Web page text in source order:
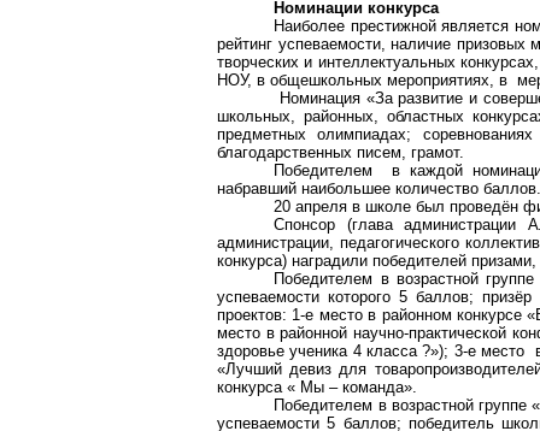
Номинации конкурса
Наиболее престижной является
рейтинг успеваемости, наличие
творческих и интеллектуальных
НОУ, в общешкольных мероприятиях, в
Номинация «За развитие и
школьных, районных, областных
предметных олимпиадах;
благодарственных писем, грамот.
Победителем
в каждой
набравший наибольшее количество баллов.
20 апреля в школе был проведён
Спонсор (глава администрации
администрации, педагогического
конкурса) наградили победителей
Победителем в возрастной
успеваемости которого 5 баллов;
проектов: 1-е место в районном конкурсе
место в районной научно-практической
здоровье ученика 4 класса ?»); 3-е место
«Лучший девиз для
конкурса « Мы – команда».
Победителем в возрастной группе
успеваемости 5 баллов; победитель